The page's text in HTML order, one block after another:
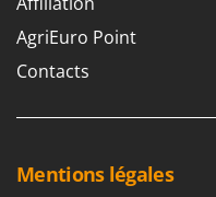
AgriEuro Point
Contacts
Mentions légales